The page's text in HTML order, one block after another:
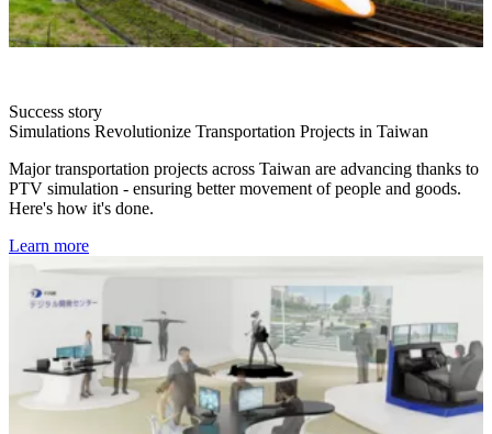
Success story
Simulations Revolutionize Transportation Projects in Taiwan
Major transportation projects across Taiwan are advancing thanks to
PTV simulation - ensuring better movement of people and goods.
Here's how it's done.
Learn more